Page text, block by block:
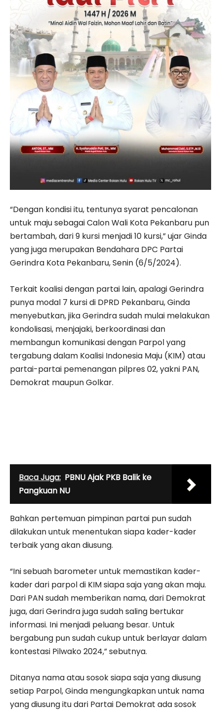
“Dengan kondisi itu, tentunya syarat pencalonan
untuk maju sebagai Calon Wali Kota Pekanbaru pun
bertambah, dari 9 kursi menjadi 10 kursi,” ujar Ginda
yang juga merupakan Bendahara DPC Partai
Gerindra Kota Pekanbaru, Senin (6/5/2024).
Terkait koalisi dengan partai lain, apalagi Gerindra
punya modal 7 kursi di DPRD Pekanbaru, Ginda
menyebutkan, jika Gerindra sudah mulai melakukan
kondolisasi, menjajaki, berkoordinasi dan
membangun komunikasi dengan Parpol yang
tergabung dalam Koalisi Indonesia Maju (KIM) atau
partai-partai pemenangan pilpres 02, yakni PAN,
Demokrat maupun Golkar.
Baca Juga: PBNU Ajak PKB Balik ke
Pangkuan NU
Bahkan pertemuan pimpinan partai pun sudah
dilakukan untuk menentukan siapa kader-kader
terbaik yang akan diusung.
“Ini sebuah barometer untuk memastikan kader-
kader dari parpol di KIM siapa saja yang akan maju.
Dari PAN sudah memberikan nama, dari Demokrat
juga, dari Gerindra juga sudah saling bertukar
informasi. Ini menjadi peluang besar. Untuk
bergabung pun sudah cukup untuk berlayar dalam
kontestasi Pilwako 2024,” sebutnya.
Ditanya nama atau sosok siapa saja yang diusung
setiap Parpol, Ginda mengungkapkan untuk nama
yang diusung itu dari Partai Demokrat ada sosok